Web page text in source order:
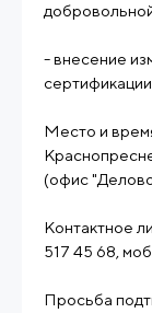
- внесение
Место и
(офис
Контактное
517 45 68,
Просьба